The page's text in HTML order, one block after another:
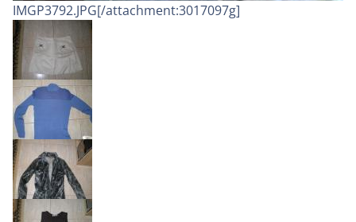
IMGP3792.JPG[/attachment:3017097g]